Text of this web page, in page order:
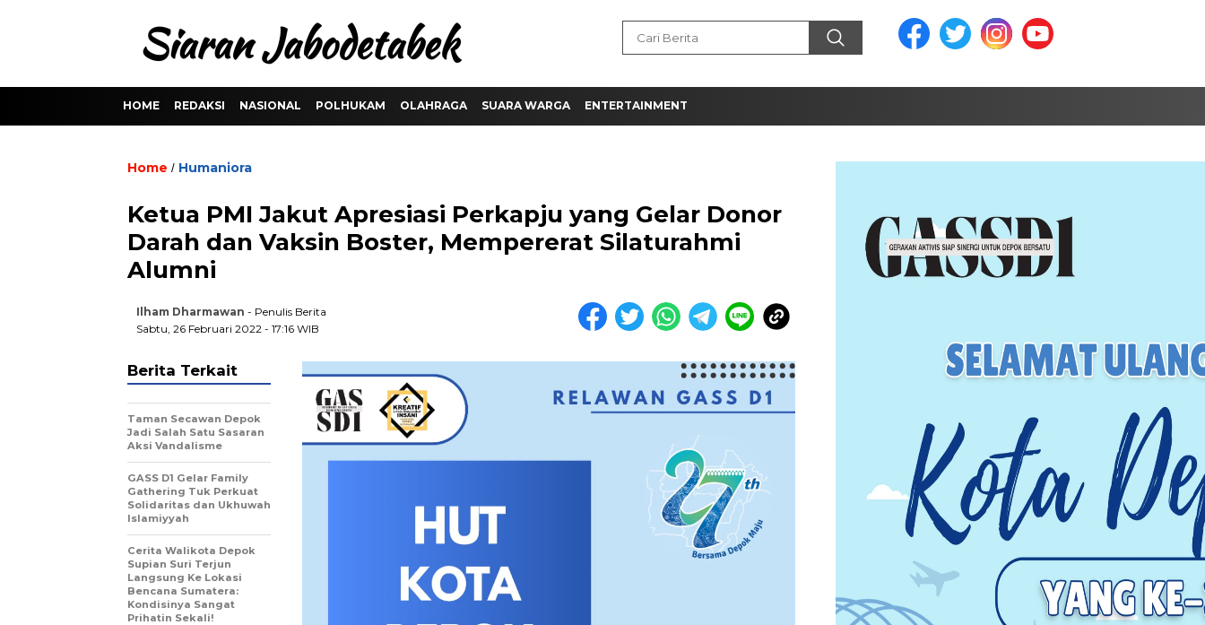
HOME REDAKSI NASIONAL POLHUKAM OLAHRAGA SUARA WARGA ENTERTAINMENT
Home / Humaniora
Ketua PMI Jakut Apresiasi Perkapju yang Gelar Donor
Darah dan Vaksin Boster, Mempererat Silaturahmi
Alumni
Ilham Dharmawan - Penulis Berita
Sabtu, 26 Februari 2022 - 17:16 WIB
Berita Terkait
Taman Secawan Depok
Jadi Salah Satu Sasaran
Aksi Vandalisme
GASS D1 Gelar Family
Gathering Tuk Perkuat
Solidaritas dan Ukhuwah
Islamiyyah
Cerita Walikota Depok
Supian Suri Terjun
Langsung Ke Lokasi
Bencana Sumatera:
Kondisinya Sangat
Prihatin Sekali!